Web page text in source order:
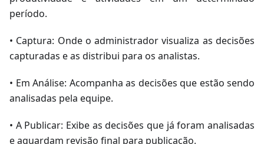
período.
• Captura: Onde o administrador visualiza as decisões
capturadas e as distribui para os analistas.
• Em Análise: Acompanha as decisões que estão sendo
analisadas pela equipe.
• A Publicar: Exibe as decisões que já foram analisadas
e aguardam revisão final para publicação.